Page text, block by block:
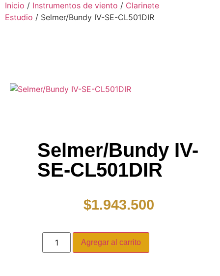
Inicio / Instrumentos de viento / Clarinete
Estudio / Selmer/Bundy IV-SE-CL501DIR
Selmer/Bundy IV-
SE-CL501DIR
$1.943.500
Agregar al carrito